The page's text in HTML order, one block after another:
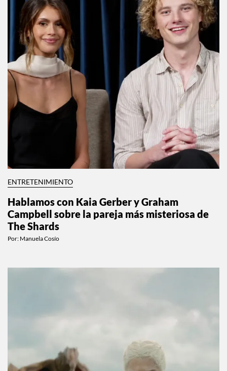
ENTRETENIMIENTO
Hablamos con Kaia Gerber y Graham
Campbell sobre la pareja más misteriosa de
The Shards
Por: Manuela Cosío